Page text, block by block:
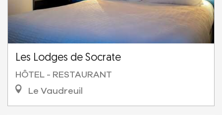
Les Lodges de Socrate
HÔTEL - RESTAURANT
Le Vaudreuil